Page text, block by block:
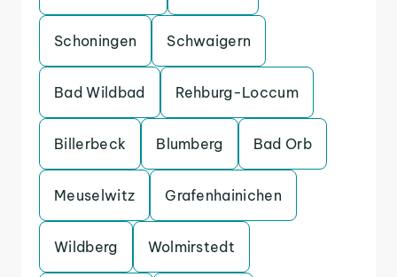
Schoningen Schwaigern
Bad Wildbad Rehburg-Loccum
Billerbeck Blumberg Bad Orb
Meuselwitz Grafenhainichen
Wildberg Wolmirstedt